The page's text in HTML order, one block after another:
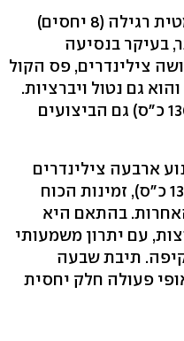
לקורסה תיבת הילוכים אוטומטית רגילה (8 יחסים)
בעיקר בנסיעה
צילינדרים, פס הקול
גם נטול ויברציות.
תודות לתפוקה גבוהה יותר (130 כ"ס) גם הביצועים
ארבעה צילינדרים
ואף שההספק דומה לאופל (130 כ"ס), זמינות הכוח
בהתאם היא
עם יתרון משמעותי
תיבת שבעה
פעולה חלק יחסית